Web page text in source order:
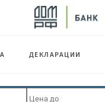
ДЕКЛАРАЦИИ